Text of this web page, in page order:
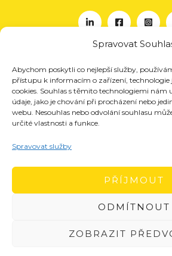
Spravovat
Abychom poskytli co nejlepší služby,
přístupu k informacím o zařízení, technologie
cookies. Souhlas s těmito technologiemi nám
údaje, jako je chování při procházení nebo
webu. Nesouhlas nebo odvolání souhlasu
určité vlastnosti a funkce.
Spravovat služby
PŘÍJMOUT
ODMÍTNOUT
ZOBRAZIT
O nás
Projekty
Členství
Kontakt